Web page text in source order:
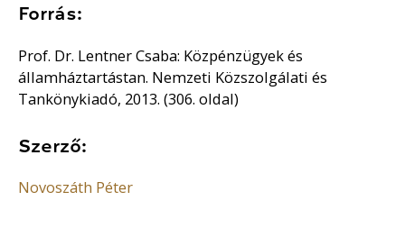
Forrás:
Prof. Dr. Lentner Csaba: Közpénzügyek és
államháztartástan. Nemzeti Közszolgálati és
Tankönykiadó, 2013. (306. oldal)
Szerző:
Novoszáth Péter